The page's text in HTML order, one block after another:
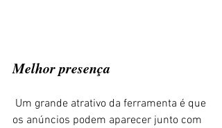
Melhor presença
os anúncios podem aparecer junto com